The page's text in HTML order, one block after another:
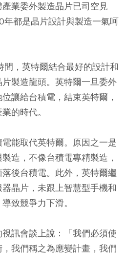
業委外製造晶片已司空見
都是晶片設計與製造一氣呵
，英特爾結合最好的設計和
製造龍頭。英特爾一旦委外
讓給台積電，結束英特爾，
的時代。
能取代英特爾。原因之一是
造，不像台積電專精製造，
後台積電。此外，英特爾繼
晶片，未跟上智慧型手機和
致競爭力下滑。
訊會談上說：「我們必須使
我們稱之為應變計畫，我們